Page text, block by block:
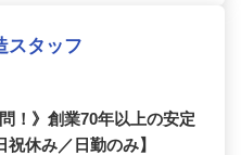
スタッフ
！》創業70年以上の安定
休み／日勤のみ】